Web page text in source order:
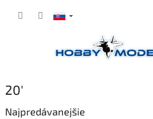
20'
Najpredávanejšie